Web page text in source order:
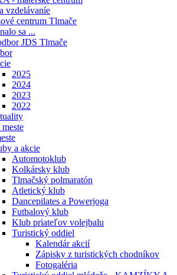
vzdelávaníe
centrum Tlmače
sa ...
JDS Tlmače
2025
2024
2023
2022
a akcie
Automotoklub
Kolkársky klub
Tlmačský polmaratón
Atletický klub
Dancepilates a Powerjoga
Futbalový klub
Klub priateľov volejbalu
Turistický oddiel
Kalendár akcií
Zápisky z turistických chodníkov
Fotogaléria